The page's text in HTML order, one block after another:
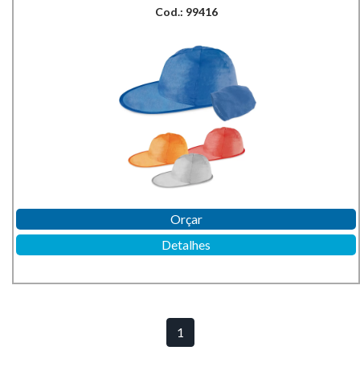
Cod.: 99416
Orçar
Detalhes
1